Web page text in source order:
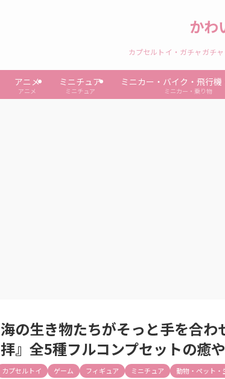
かわ
カプセルトイ・ガチャガチ
アニメ
アニメ
ミニチュア
ミニチュア
ミニカー・バイク・飛行機
ミニカー・乗り物
海の生き物たちがそっと手を合
拝』全5種フルコンプセットの癒
カプセルトイ ゲーム フィギュア ミニチュア 動物・ペット・